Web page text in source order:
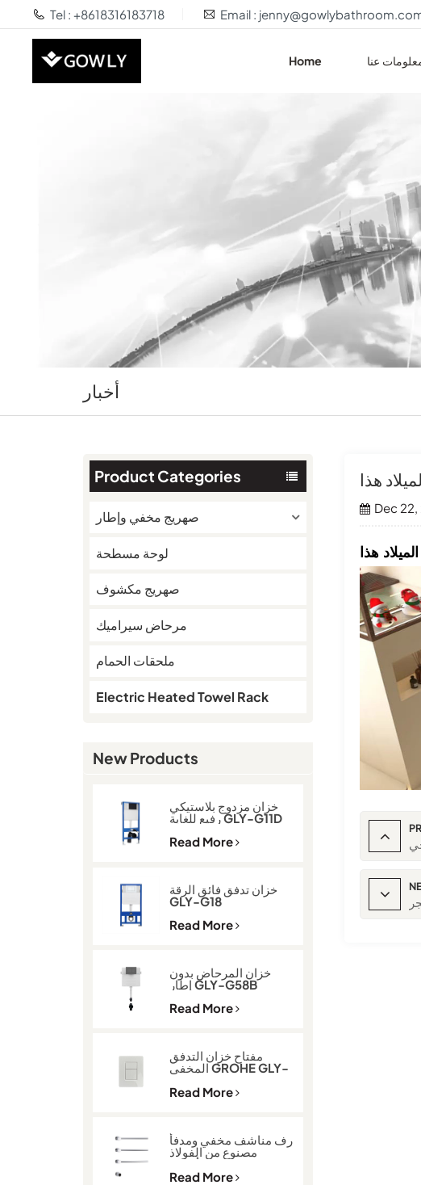
Tel : +8618316183718 Email :
Home عنا
أخبار
Product Categories
صهريج مخفي وإطار
لوحة مسطحة
صهريج مكشوف
مرحاض سيراميك
ملحقات الحمام
Electric Heated Towel Rack
New Products
خزان مزدوج بلاستيكي
رفيع للغاية GLY-G11D
Read More
خزان تدفق فائق الرقة
GLY-G18
Read More
خزان المرحاض بدون
إطار GLY-G58B
Read More
مفتاح خزان التدفق
المخفي GROHE GLY-
600
Read More
رف مناشف مخفي ومدفأ
مصنوع من الفولاذ
المقاوم للصدأ 304
GLY-K513
Read More
Dec